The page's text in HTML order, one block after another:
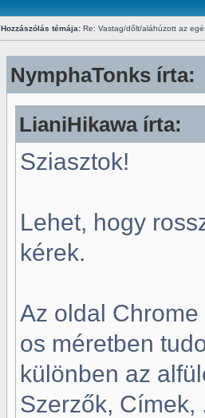
Hozzászólás témája: Re: Vastag/dőlt/aláhúzott az
NymphaTonks írta:
LianiHikawa írta:
Sziasztok!
Lehet, hogy
kérek.
Az oldal
os méretben
különben az
Szerzők, Címek,